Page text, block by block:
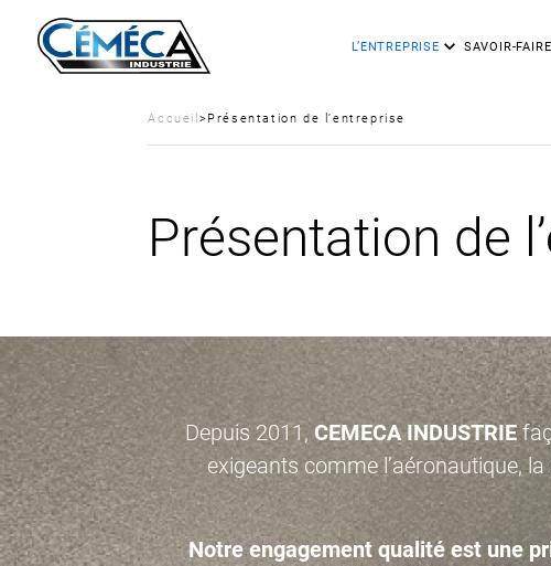
L’ENTREPRISE SAVOIR-FAIRE
Accueil>Présentation de l’entreprise
Présentation de
Depuis 2011, CEMECA INDUSTRIE
exigeants comme l’aéronautique,
Notre engagement qualité est une